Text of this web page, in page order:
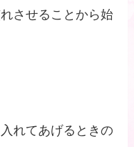
させることから始
れてあげるときの